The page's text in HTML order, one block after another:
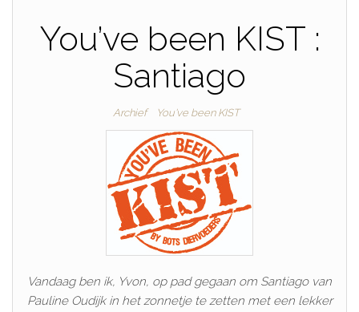
You’ve been KIST :
Santiago
Archief You've been KIST
Vandaag ben ik, Yvon, op pad gegaan om Santiago van
Pauline Oudijk in het zonnetje te zetten met een lekker